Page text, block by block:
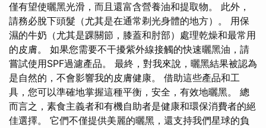
僅有望使曬黑光滑，而且還富含營養油和提取物。 此外，
請務必脫下頭髮（尤其是在通常剃光身體的地方）。 用保
濕的牛奶（尤其是踝關節，膝蓋和肘部）處理乾燥和最常用
的皮膚。 如果您需要不干擾紫外線接觸的快速曬黑油，請
嘗試使用SPF過濾產品。 最終，對我來說，曬黑結果被認為
是自然的，不會影響我的皮膚健康。 借助這些產品和工
具，您可以準確地掌握這種平衡，安全，有效地曬黑。 總
而言之，素食主義者和有機自助者是健康和環保消費者的絕
佳選擇。 它們不僅提供美麗的曬黑，還支持我們星球的負